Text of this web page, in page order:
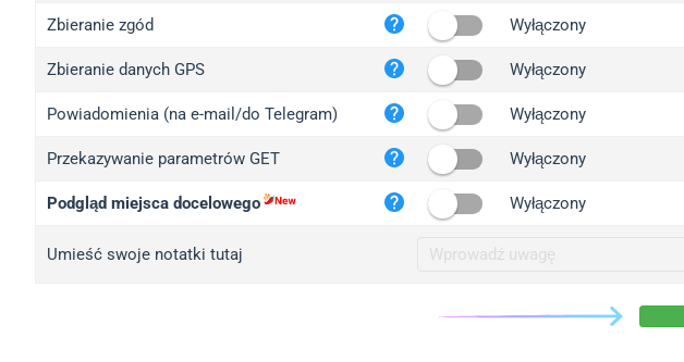
ed.tc
iplogger.com
iplogger.co
2no.co
yip.su
iplogger.info
Zbieranie zgód Wyłączony
Zbieranie danych GPS Wyłączony
Powiadomienia (na e-mail/do Telegram) Wyłączony
Przekazywanie parametrów GET Wyłączony
Podgląd miejsca docelowego Wyłączony
Umieść swoje notatki tutaj